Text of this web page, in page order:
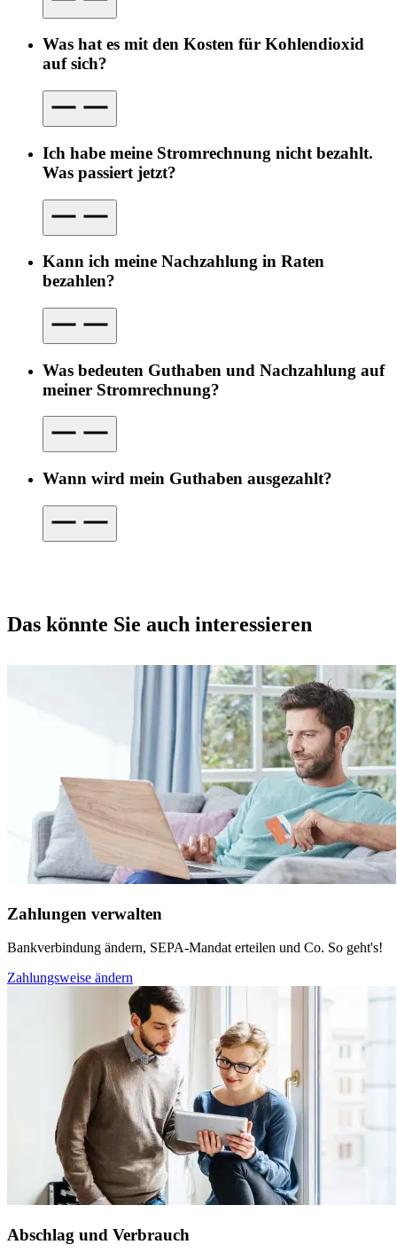
Was hat es mit den Kosten für Kohlendioxid
auf sich?
Ich habe meine Stromrechnung nicht bezahlt.
Was passiert jetzt?
Kann ich meine Nachzahlung in Raten
bezahlen?
Was bedeuten Guthaben und Nachzahlung auf
meiner Stromrechnung?
Wann wird mein Guthaben ausgezahlt?
Das könnte Sie auch interessieren
Zahlungen verwalten
Bankverbindung ändern, SEPA-Mandat erteilen und Co. So geht's!
Zahlungsweise ändern
Abschlag und Verbrauch